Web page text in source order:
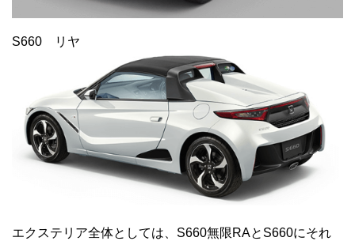
S660 リヤ
エクステリア全体としては、S660無限RAとS660にそれ